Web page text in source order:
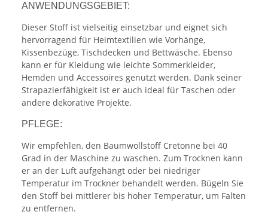
ANWENDUNGSGEBIET:
Dieser Stoff ist vielseitig einsetzbar und eignet sich
hervorragend für Heimtextilien wie Vorhänge,
Kissenbezüge, Tischdecken und Bettwäsche. Ebenso
kann er für Kleidung wie leichte Sommerkleider,
Hemden und Accessoires genutzt werden. Dank seiner
Strapazierfähigkeit ist er auch ideal für Taschen oder
andere dekorative Projekte.
PFLEGE:
Wir empfehlen, den Baumwollstoff Cretonne bei 40
Grad in der Maschine zu waschen. Zum Trocknen kann
er an der Luft aufgehängt oder bei niedriger
Temperatur im Trockner behandelt werden. Bügeln Sie
den Stoff bei mittlerer bis hoher Temperatur, um Falten
zu entfernen.